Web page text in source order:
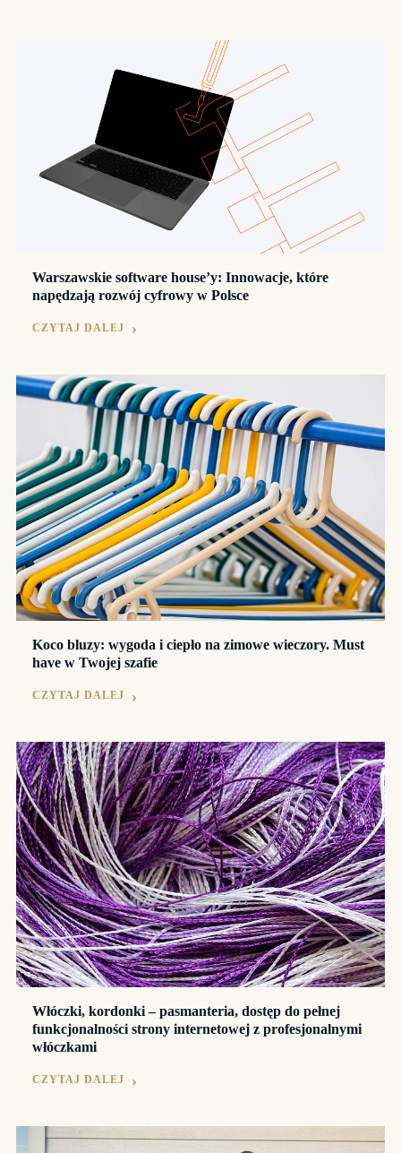
Warszawskie software house’y: Innowacje, które
napędzają rozwój cyfrowy w Polsce
CZYTAJ DALEJ
Koco bluzy: wygoda i ciepło na zimowe wieczory. Must
have w Twojej szafie
CZYTAJ DALEJ
Włóczki, kordonki – pasmanteria, dostęp do pełnej
funkcjonalności strony internetowej z profesjonalnymi
włóczkami
CZYTAJ DALEJ